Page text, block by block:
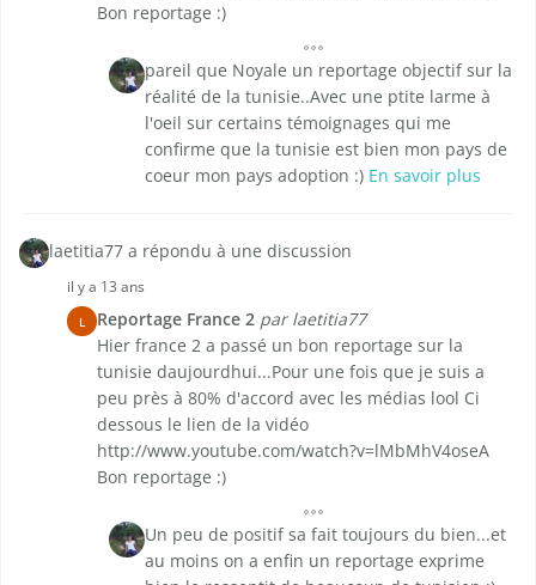
Bon reportage :)
pareil que Noyale un reportage objectif sur la
réalité de la tunisie..Avec une ptite larme à
l'oeil sur certains témoignages qui me
confirme que la tunisie est bien mon pays de
coeur mon pays adoption :) En savoir plus
laetitia77 a répondu à une discussion
il y a 13 ans
L Reportage France 2 par laetitia77
Hier france 2 a passé un bon reportage sur la
tunisie daujourdhui...Pour une fois que je suis a
peu près à 80% d'accord avec les médias lool Ci
dessous le lien de la vidéo
http://www.youtube.com/watch?v=lMbMhV4oseA
Bon reportage :)
Un peu de positif sa fait toujours du bien...et
au moins on a enfin un reportage exprime